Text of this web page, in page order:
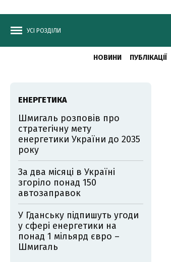
УСІ РОЗДІЛИ
НОВИНИ ПУБЛІКАЦІЇ
ЕНЕРГЕТИКА
Шмигаль розповів про
стратегічну мету
енергетики України до 2035
року
За два місяці в Україні
згоріло понад 150
автозаправок
У Гданську підпишуть угоди
у сфері енергетики на
понад 1 мільярд євро –
Шмигаль